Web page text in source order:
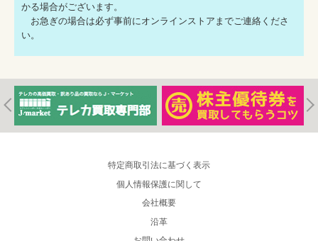
かる場合がございます。
お急ぎの場合は必ず事前にオンラインストアまでご連絡くださ
い。
特定商取引法に基づく表示
個人情報保護に関して
会社概要
沿革